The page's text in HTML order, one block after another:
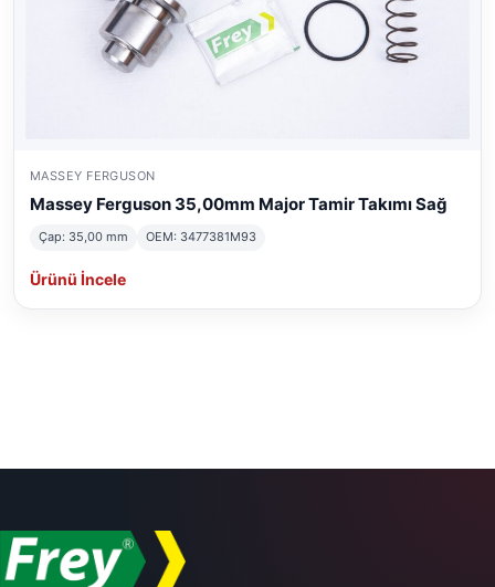
MASSEY FERGUSON
Massey Ferguson 35,00mm Major Tamir Takımı Sağ
Çap: 35,00 mm OEM: 3477381M93
Ürünü İncele